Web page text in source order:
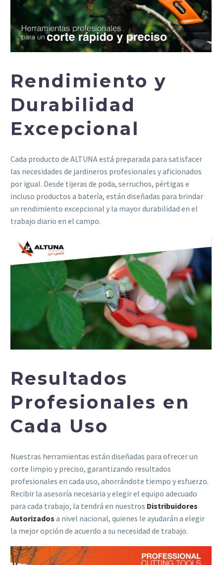
Rendimiento y
Durabilidad
Excepcional
Cada producto de ALTUNA está preparada para satisfacer
las necesidades de jardineros profesionales y aficionados
por igual. Desde tijeras de poda, serruchos, pértigas e
incluso productos a batería, están diseñadas para brindar
un rendimiento excepcional y la mayor durabilidad en el
trabajo diario en el campo.
Resultados
Profesionales en
Cada Uso
Nuestras herramientas están diseñadas para ofrecer un
corte limpio y preciso, garantizando resultados
profesionales en cada uso, ahorrándote tiempo y esfuerzo.
Recibir la asesoría necesaria y elegir el equipo adecuado
para cada trabajo, la tendrá en nuestros Distribuidores
Autorizados a nivel nacional, quienes le ayudarán a elegir
la mejor opción de acuerdo a su necesidad de trabajo.